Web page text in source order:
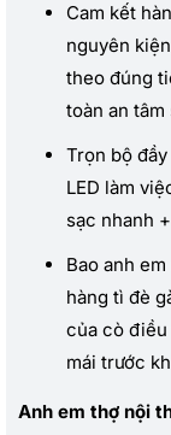
Cam kết
nguyên
theo đúng
toàn an tâm
Trọn bộ
LED làm
sạc nhanh
Bao anh
hàng tì đè
của cò điều
mái trước
Anh em thợ nội